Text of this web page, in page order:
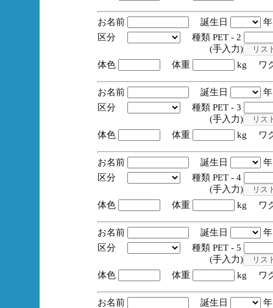
お名前 誕生日
区分
種類 PET - 2
(手入力)
体色
体重 kg ワ
お名前 誕生日
区分
種類 PET - 3
(手入力)
体色
体重 kg ワ
お名前 誕生日
区分
種類 PET - 4
(手入力)
体色
体重 kg ワ
お名前 誕生日
区分
種類 PET - 5
(手入力)
体色
体重 kg ワ
お名前 誕生日